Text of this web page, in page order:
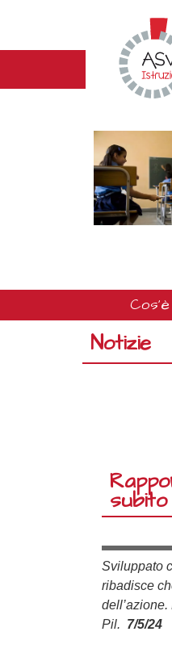
Notizie
Sviluppato
ribadisce
Pil. 7/5/24